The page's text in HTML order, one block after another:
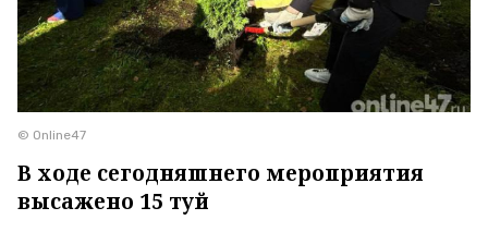
© Online47
В ходе сегодняшнего мероприятия
высажено 15 туй